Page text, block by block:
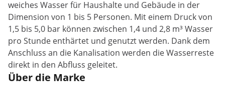
weiches Wasser für Haushalte und Gebäude in der
Dimension von 1 bis 5 Personen. Mit einem Druck von
1,5 bis 5,0 bar können zwischen 1,4 und 2,8 m³ Wasser
pro Stunde enthärtet und genutzt werden. Dank dem
Anschluss an die Kanalisation werden die Wasserreste
direkt in den Abfluss geleitet.
Über die Marke